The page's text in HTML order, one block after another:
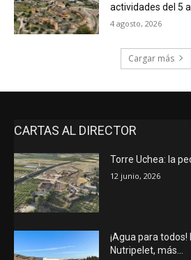
actividades del 5
4 agosto, 2026
Cargar más
CARTAS AL DIRECTOR
Torre Uchea: la
12 junio, 2026
¡Agua para
Nutripelet, más…